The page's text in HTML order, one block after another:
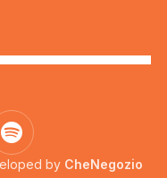
by CheNegozio